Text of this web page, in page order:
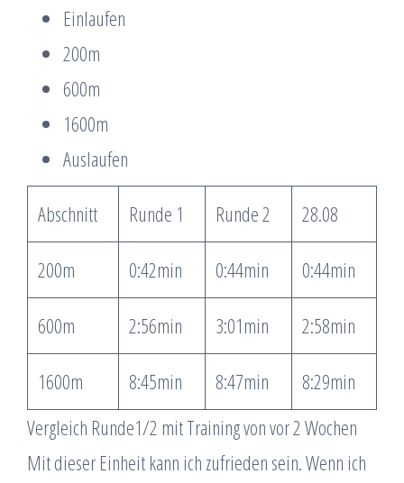
Einlaufen
200m
600m
1600m
Auslaufen
Abschnitt Runde 1 Runde 2 28.08
200m 0:42min 0:44min 0:44min
600m 2:56min 3:01min 2:58min
1600m 8:45min 8:47min
8:29min
Vergleich Runde1/2 mit Training von vor 2 Wochen
Mit dieser Einheit kann ich zufrieden sein. Wenn ich